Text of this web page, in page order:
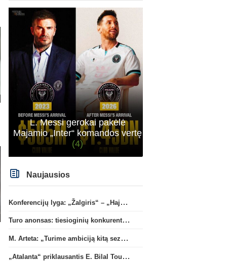
L. Messi gerokai pakėlė
Majamio „Inter“ komandos vertę
(4)
Naujausios
Konferencijų lyga: „Žalgiris“ – „Hajduk“ (rungtynės tiesiogiai)
Turo anonsas: tiesioginių konkurentų dvikova Gargžduose
M. Arteta: „Turime ambiciją kitą sezoną kovoti dėl visų titulų“
„Atalanta“ priklausantis E. Bilal Toure karjerą tęs „Parma“ gretose